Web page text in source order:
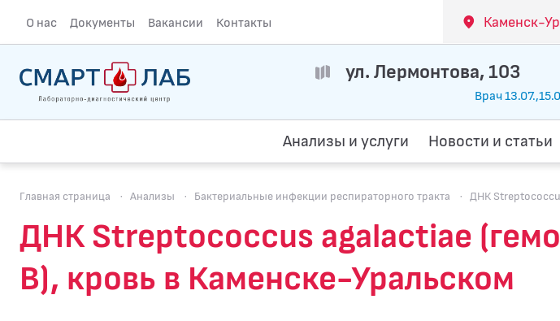
О нас Документы Вакансии Контакты Каменск-
ул. Лермонтова, 103
Врач
Анализы и услуги Новости и статьи
Главная страница · Анализы · Бактериальные инфекции респираторного тракта · ДНК
ДНК Streptococcus agalactiae
В), кровь в Каменске-Уральском